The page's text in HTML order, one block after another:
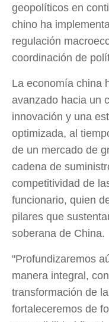
geopolíticos en
chino ha
regulación
coordinación de
La economía china
avanzado hacia un
innovación y una
optimizada, al
de un mercado de
cadena de
competitividad de
funcionario, quien
pilares que
soberana de China.
"Profundizaremos
manera integral,
transformación de
fortaleceremos de